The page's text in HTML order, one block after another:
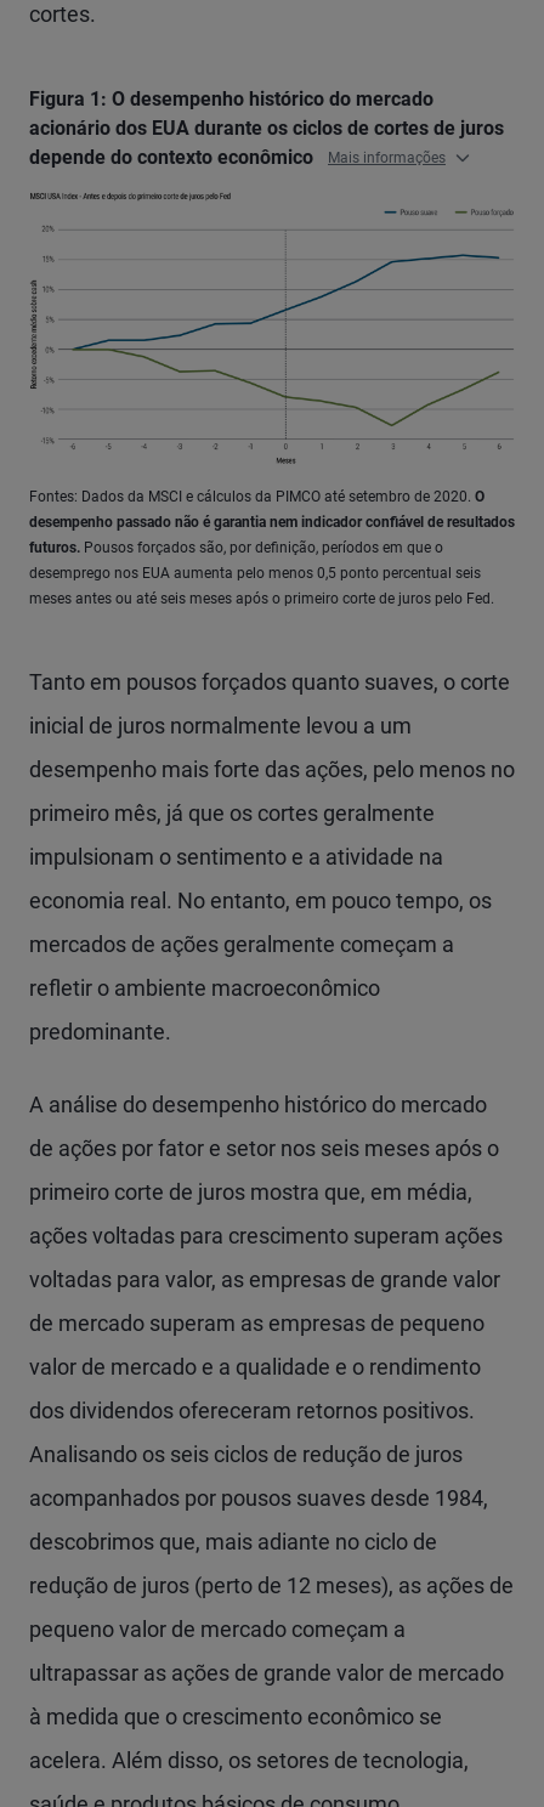
cortes.
Figura 1: O desempenho histórico do mercado
acionário dos EUA durante os ciclos de cortes de juros
depende do contexto econômico
Mais informações
Fontes: Dados da MSCI e cálculos da PIMCO até setembro de 2020. O
desempenho passado não é garantia nem indicador confiável de resultados
futuros. Pousos forçados são, por definição, períodos em que o
desemprego nos EUA aumenta pelo menos 0,5 ponto percentual seis
meses antes ou até seis meses após o primeiro corte de juros pelo Fed.
Tanto em pousos forçados quanto suaves, o corte
inicial de juros normalmente levou a um
desempenho mais forte das ações, pelo menos no
primeiro mês, já que os cortes geralmente
impulsionam o sentimento e a atividade na
economia real. No entanto, em pouco tempo, os
mercados de ações geralmente começam a
refletir o ambiente macroeconômico
predominante.
A análise do desempenho histórico do mercado
de ações por fator e setor nos seis meses após o
primeiro corte de juros mostra que, em média,
ações voltadas para crescimento superam ações
voltadas para valor, as empresas de grande valor
de mercado superam as empresas de pequeno
valor de mercado e a qualidade e o rendimento
dos dividendos ofereceram retornos positivos.
Analisando os seis ciclos de redução de juros
acompanhados por pousos suaves desde 1984,
descobrimos que, mais adiante no ciclo de
redução de juros (perto de 12 meses), as ações de
pequeno valor de mercado começam a
ultrapassar as ações de grande valor de mercado
à medida que o crescimento econômico se
acelera. Além disso, os setores de tecnologia,